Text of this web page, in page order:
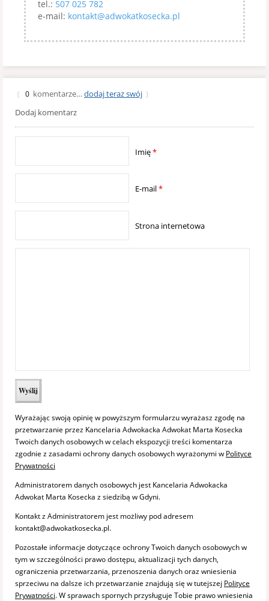
tel.: 507 025 782
e-mail: kontakt@adwokatkosecka.pl
{ 0 komentarze… dodaj teraz swój }
Dodaj komentarz
Imię*
E-mail*
Strona internetowa
Wyrażając swoją opinię w powyższym formularzu wyrażasz zgodę na
przetwarzanie przez Kancelaria Adwokacka Adwokat Marta Kosecka
Twoich danych osobowych w celach ekspozycji treści komentarza
zgodnie z zasadami ochrony danych osobowych wyrażonymi w Polityce
Prywatności
Administratorem danych osobowych jest Kancelaria Adwokacka
Adwokat Marta Kosecka z siedzibą w Gdyni.
Kontakt z Administratorem jest możliwy pod adresem
kontakt@adwokatkosecka.pl.
Pozostałe informacje dotyczące ochrony Twoich danych osobowych w
tym w szczególności prawo dostępu, aktualizacji tych danych,
ograniczenia przetwarzania, przenoszenia danych oraz wniesienia
sprzeciwu na dalsze ich przetwarzanie znajdują się w tutejszej Polityce
Prywatności. W sprawach spornych przysługuje Tobie prawo wniesienia